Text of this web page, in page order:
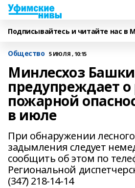
Подписывайтесь и читайте нас в
Общество 5 ИЮЛЯ , 10:15
Минлесхоз
предупреждает о
пожарной
в июле
При обнаружении
задымления следует
сообщить об этом по
Региональной
(347) 218-14-14